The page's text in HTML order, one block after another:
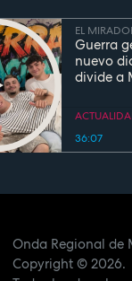
EL
Guerra
nuevo
divide a
36:07
Onda Regional de
Copyright© 2026.